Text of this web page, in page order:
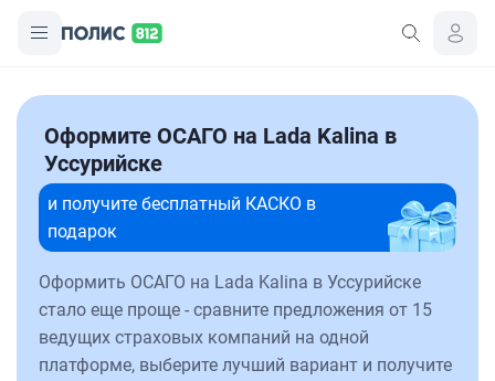
Оформите ОСАГО на Lada Kalina в
Уссурийске
и получите бесплатный КАСКО в
подарок
Оформить ОСАГО на Lada Kalina в Уссурийске
стало еще проще - сравните предложения от 15
ведущих страховых компаний на одной
платформе, выберите лучший вариант и получите